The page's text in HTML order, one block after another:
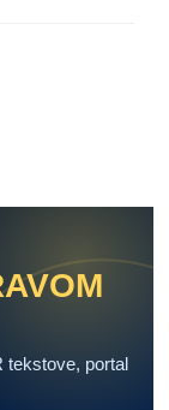
tekstove, portal